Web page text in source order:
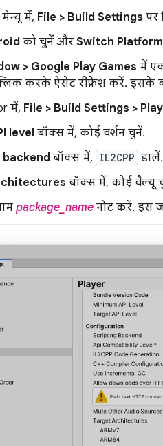
में, File > Build Settings पर
को चुनें और Switch Platform
> Google Play Games में
करके ऐसेट रीफ़्रेश करें. इसके
में, File > Build Settings >
level बॉक्स में, कोई वर्शन चुनें.
बॉक्स में, IL2CPP डालें.
बॉक्स में, कोई वैल्यू
package_name नोट करें. इस